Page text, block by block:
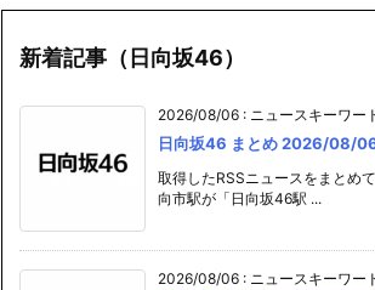
新着記事（日向坂46）
2026/08/06 : ニュースキーワー
日向坂46 まとめ 2026/08/
取得したRSSニュースをまとめ
向市駅が「日向坂46駅 ...
2026/08/06 : ニュースキーワー